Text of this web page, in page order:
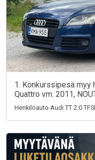
1. Konkurssipesä myy
Quattro vm. 2011,
Henkilöauto Audi TT 2.0